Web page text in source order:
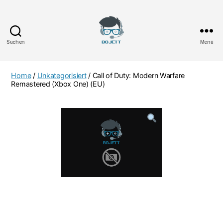
Suchen Menü
Home/ Unkategorisiert/ Call of Duty: Modern Warfare
Remastered (Xbox One) (EU)